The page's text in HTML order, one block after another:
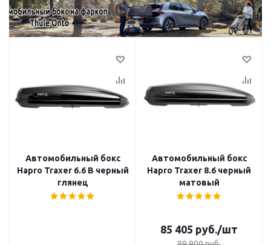
Автомобильный бокс
Hapro Traxer 6.6 B черный
глянец
Автомобильный бокс
Hapro Traxer 8.6 черный
матовый
85 405 руб./шт